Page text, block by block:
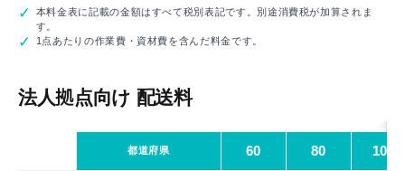
本料金表に記載の金額はすべて税別表記です。別途消費税が加算されま
す。
1点あたりの作業費・資材費を含んだ料金です。
法人拠点向け 配送料
都道府県 60 80 100